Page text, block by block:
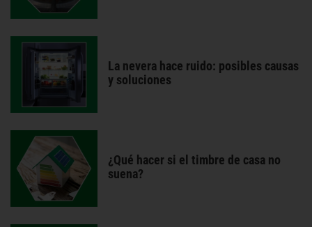
La nevera hace ruido: posibles causas
y soluciones
¿Qué hacer si el timbre de casa no
suena?